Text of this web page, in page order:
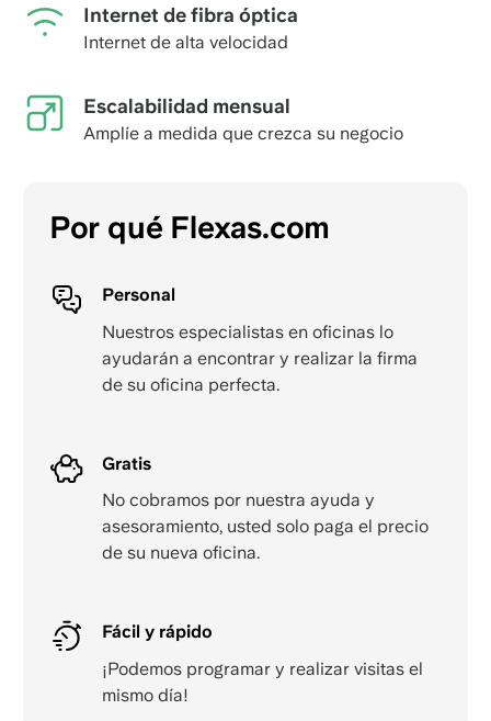
Internet de fibra óptica
Internet de alta velocidad
Escalabilidad mensual
Amplíe a medida que crezca su negocio
Por qué Flexas.com
Personal
Nuestros especialistas en oficinas lo
ayudarán a encontrar y realizar la firma
de su oficina perfecta.
Gratis
No cobramos por nuestra ayuda y
asesoramiento, usted solo paga el precio
de su nueva oficina.
Fácil y rápido
¡Podemos programar y realizar visitas el
mismo día!